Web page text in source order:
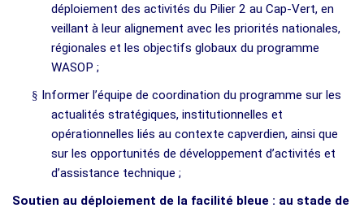
déploiement des activités du Pilier 2 au Cap-Vert, en
veillant à leur alignement avec les priorités nationales,
régionales et les objectifs globaux du programme
WASOP ;
§ Informer l’équipe de coordination du programme sur les
actualités stratégiques, institutionnelles et
opérationnelles liés au contexte capverdien, ainsi que
sur les opportunités de développement d’activités et
d’assistance technique ;
Soutien au déploiement de la facilité bleue : au stade de